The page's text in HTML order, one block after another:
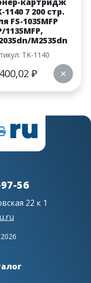
1140 7 200 стр.
FS-1035MFP
1135MFP,
M2535dn
TK-1140
₽ ✕
56
22 к 1